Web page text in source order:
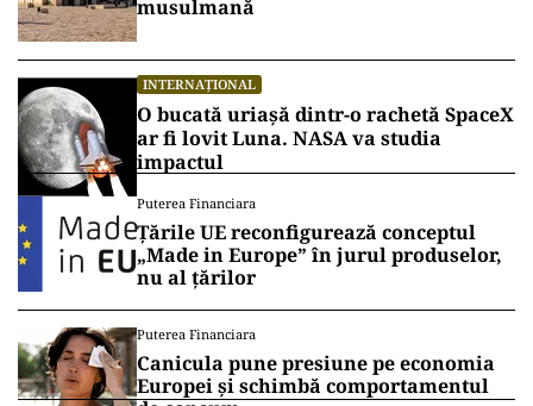
musulmană
INTERNAȚIONAL
O bucată uriașă dintr-o rachetă SpaceX
ar fi lovit Luna. NASA va studia
impactul
Puterea Financiara
Țările UE reconfigurează conceptul
„Made in Europe” în jurul produselor,
nu al țărilor
Puterea Financiara
Canicula pune presiune pe economia
Europei și schimbă comportamentul